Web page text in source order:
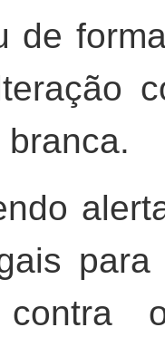
de
branca.
contra